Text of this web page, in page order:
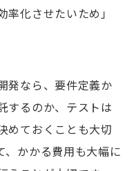
率化させたいため」
発なら、要件定義か
するのか、テストは
めておくことも大切
、かかる費用も大幅に